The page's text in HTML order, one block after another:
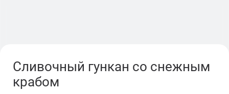
Сливочный гункан со снежным
крабом